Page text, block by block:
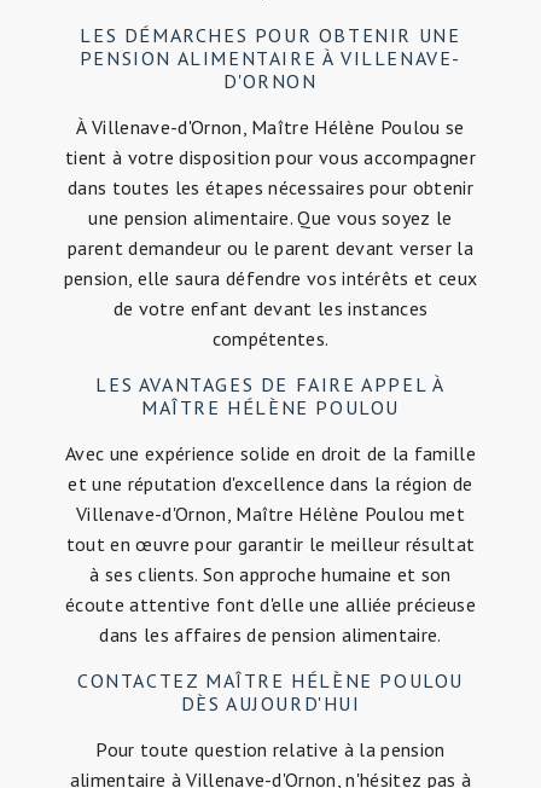
LES DÉMARCHES POUR OBTENIR UNE
PENSION ALIMENTAIRE À VILLENAVE-
D'ORNON
À Villenave-d'Ornon, Maître Hélène Poulou se
tient à votre disposition pour vous accompagner
dans toutes les étapes nécessaires pour obtenir
une pension alimentaire. Que vous soyez le
parent demandeur ou le parent devant verser la
pension, elle saura défendre vos intérêts et ceux
de votre enfant devant les instances
compétentes.
LES AVANTAGES DE FAIRE APPEL À
MAÎTRE HÉLÈNE POULOU
Avec une expérience solide en droit de la famille
et une réputation d'excellence dans la région de
Villenave-d'Ornon, Maître Hélène Poulou met
tout en œuvre pour garantir le meilleur résultat
à ses clients. Son approche humaine et son
écoute attentive font d'elle une alliée précieuse
dans les affaires de pension alimentaire.
CONTACTEZ MAÎTRE HÉLÈNE POULOU
DÈS AUJOURD'HUI
Pour toute question relative à la pension
alimentaire à Villenave-d'Ornon, n'hésitez pas à